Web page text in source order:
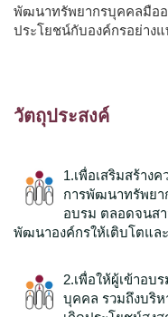
พัฒนาทรัพยากรบุคคลมื
ประโยชน์กับองค์กรอย่างแ
วัตถุประสงค์
1.เพื่อเสริมสร้าง
การพัฒนาทรัพยา
อบรม ตลอดจนส
พัฒนาองค์กรให้เติบโตแล
2.เพื่อให้ผู้เข้าอบ
บุคคล รวมถึงบริ